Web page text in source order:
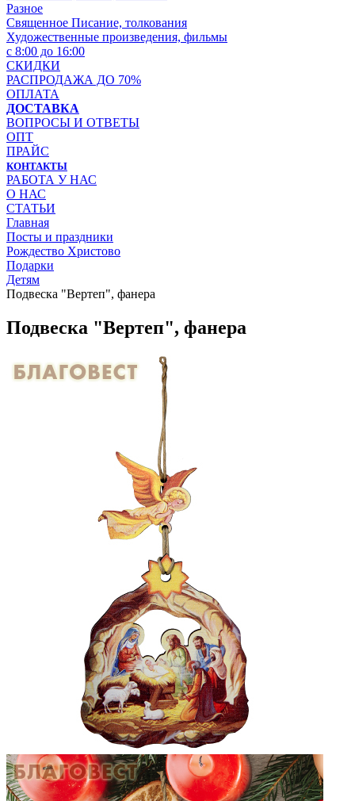
Разное
Священное Писание, толкования
Художественные произведения, фильмы
с 8:00 до 16:00
СКИДКИ
РАСПРОДАЖА ДО 70%
ОПЛАТА
ДОСТАВКА
ВОПРОСЫ И ОТВЕТЫ
ОПТ
ПРАЙС
КОНТАКТЫ
РАБОТА У НАС
О НАС
СТАТЬИ
Главная
Посты и праздники
Рождество Христово
Подарки
Детям
Подвеска "Вертеп", фанера
Подвеска "Вертеп", фанера